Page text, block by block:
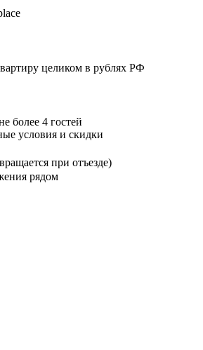
целиком в рублях РФ
более 4 гостей
условия и скидки
при отъезде)
рядом